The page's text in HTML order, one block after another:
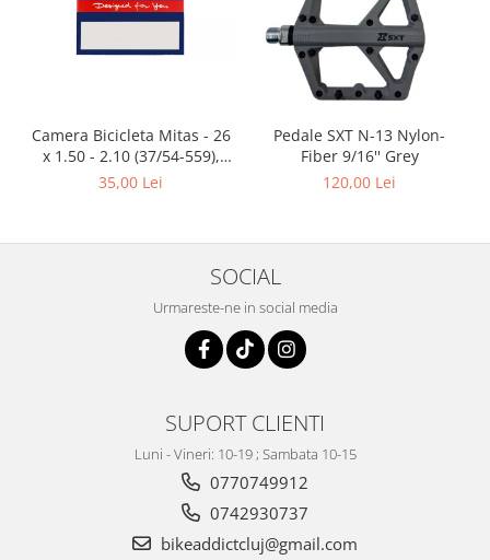
Camera Bicicleta Mitas - 26
x 1.50 - 2.10 (37/54-559),
FV47
35,00 Lei
Pedale SXT N-13 Nylon-
Fiber 9/16'' Grey
120,00 Lei
SOCIAL
Urmareste-ne in social media
SUPORT CLIENTI
Luni - Vineri: 10-19 ; Sambata 10-15
0770749912
0742930737
bikeaddictcluj@gmail.com